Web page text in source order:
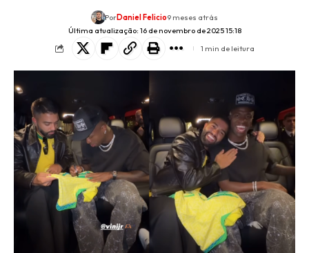
Última atualização: 16 de novembro de 2025 15:18
PorDaniel Felicio9 meses atrás
1 min de leitura